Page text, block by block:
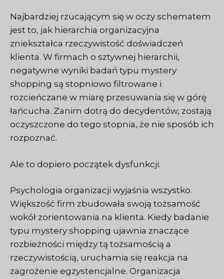
Najbardziej rzucającym się w oczy schematem
jest to, jak hierarchia organizacyjna
zniekształca rzeczywistość doświadczeń
klienta. W firmach o sztywnej hierarchii,
negatywne wyniki badań typu mystery
shopping są stopniowo filtrowane i
rozcieńczane w miarę przesuwania się w górę
łańcucha. Zanim dotrą do decydentów, zostają
oczyszczone do tego stopnia, że nie sposób ich
rozpoznać.
Ale to dopiero początek dysfunkcji.
Psychologia organizacji wyjaśnia wszystko.
Większość firm zbudowała swoją tożsamość
wokół zorientowania na klienta. Kiedy badanie
typu mystery shopping ujawnia znaczące
rozbieżności między tą tożsamością a
rzeczywistością, uruchamia się reakcja na
zagrożenie egzystencjalne. Organizacja